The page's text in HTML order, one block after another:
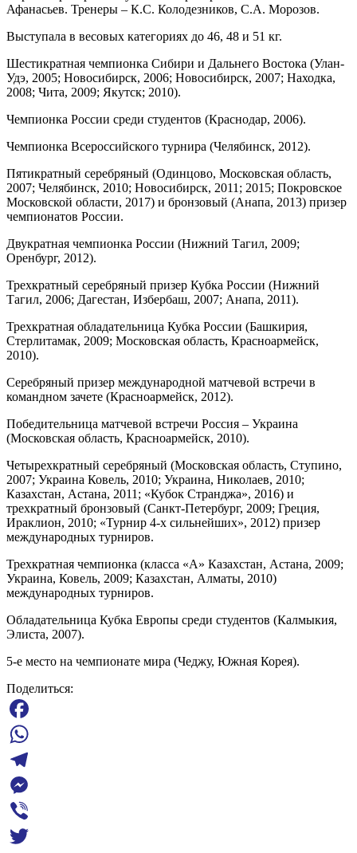
Афанасьев. Тренеры – К.С. Колодезников, С.А. Морозов.
Выступала в весовых категориях до 46, 48 и 51 кг.
Шестикратная чемпионка Сибири и Дальнего Востока (Улан-
Удэ, 2005; Новосибирск, 2006; Новосибирск, 2007; Находка,
2008; Чита, 2009; Якутск; 2010).
Чемпионка России среди студентов (Краснодар, 2006).
Чемпионка Всероссийского турнира (Челябинск, 2012).
Пятикратный серебряный (Одинцово, Московская область,
2007; Челябинск, 2010; Новосибирск, 2011; 2015; Покровское
Московской области, 2017) и бронзовый (Анапа, 2013) призер
чемпионатов России.
Двукратная чемпионка России (Нижний Тагил, 2009;
Оренбург, 2012).
Трехкратный серебряный призер Кубка России (Нижний
Тагил, 2006; Дагестан, Избербаш, 2007; Анапа, 2011).
Трехкратная обладательница Кубка России (Башкирия,
Стерлитамак, 2009; Московская область, Красноармейск,
2010).
Серебряный призер международной матчевой встречи в
командном зачете (Красноармейск, 2012).
Победительница матчевой встречи Россия – Украина
(Московская область, Красноармейск, 2010).
Четырехкратный серебряный (Московская область, Ступино,
2007; Украина Ковель, 2010; Украина, Николаев, 2010;
Казахстан, Астана, 2011; «Кубок Странджа», 2016) и
трехкратный бронзовый (Санкт-Петербург, 2009; Греция,
Ираклион, 2010; «Турнир 4-х сильнейших», 2012) призер
международных турниров.
Трехкратная чемпионка (класса «А» Казахстан, Астана, 2009;
Украина, Ковель, 2009; Казахстан, Алматы, 2010)
международных турниров.
Обладательница Кубка Европы среди студентов (Калмыкия,
Элиста, 2007).
5-е место на чемпионате мира (Чеджу, Южная Корея).
Поделиться:
Facebook
WhatsApp
Telegram
Messenger
Viber